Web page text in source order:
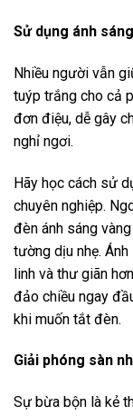
Sử dụng ánh
Nhiều người vẫn
tuýp trắng cho cả
đơn điệu, dễ gây
nghỉ ngơi.
Hãy học cách sử
chuyên nghiệp.
đèn ánh sáng
tường dịu nhẹ.
linh và thư giãn
đảo chiều ngay
khi muốn tắt đèn.
Giải phóng sàn
Sự bừa bộn là kẻ